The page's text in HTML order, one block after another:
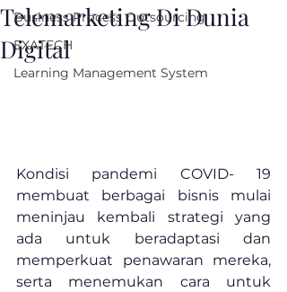
Business Process Outsourcing
EXATECH
Learning Management System
Telemarketing Di Dunia
Digital
Kondisi pandemi COVID- 19
membuat berbagai bisnis mulai
meninjau kembali strategi yang
ada untuk beradaptasi dan
memperkuat penawaran mereka,
serta menemukan cara untuk